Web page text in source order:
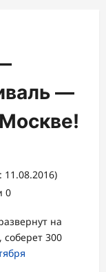
—
11.08.2016)
0
на
300